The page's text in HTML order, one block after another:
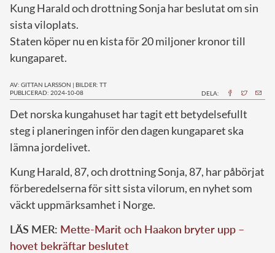
Kung Harald och drottning Sonja har beslutat om sin
sista viloplats.
Staten köper nu en kista för 20 miljoner kronor till
kungaparet.
AV: GITTAN LARSSON | BILDER: TT
PUBLICERAD: 2024-10-08
DELA:
Det norska kungahuset har tagit ett betydelsefullt
steg i planeringen inför den dagen kungaparet ska
lämna jordelivet.
Kung Harald, 87, och drottning Sonja, 87, har påbörjat
förberedelserna för sitt sista vilorum, en nyhet som
väckt uppmärksamhet i Norge.
LÄS MER: Mette-Marit och Haakon bryter upp –
hovet bekräftar beslutet